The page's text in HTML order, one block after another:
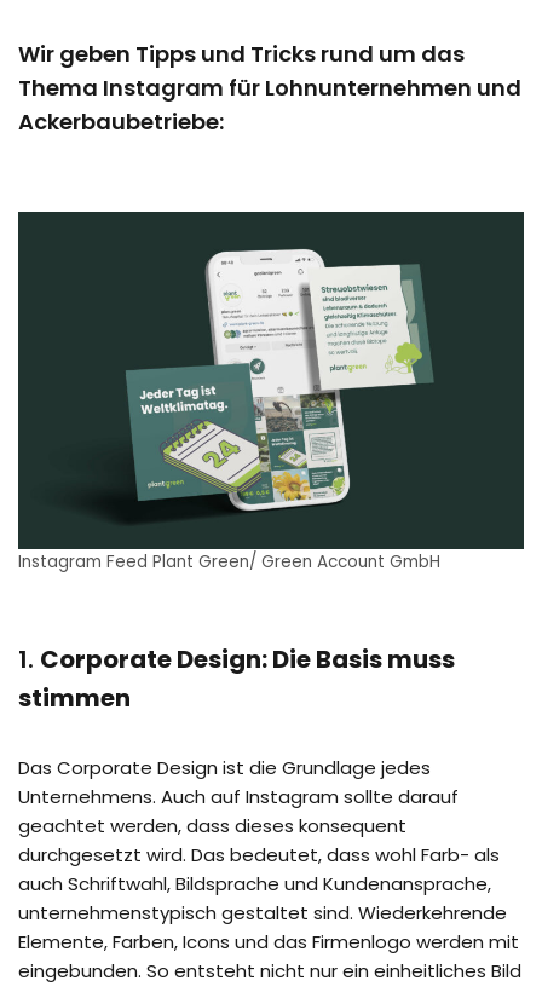
Wir geben Tipps und Tricks rund um das
Thema Instagram für Lohnunternehmen und
Ackerbaubetriebe:
Instagram Feed Plant Green/ Green Account GmbH
1. Corporate Design: Die Basis muss
stimmen
Das Corporate Design ist die Grundlage jedes
Unternehmens. Auch auf Instagram sollte darauf
geachtet werden, dass dieses konsequent
durchgesetzt wird. Das bedeutet, dass wohl Farb- als
auch Schriftwahl, Bildsprache und Kundenansprache,
unternehmenstypisch gestaltet sind. Wiederkehrende
Elemente, Farben, Icons und das Firmenlogo werden mit
eingebunden. So entsteht nicht nur ein einheitliches Bild